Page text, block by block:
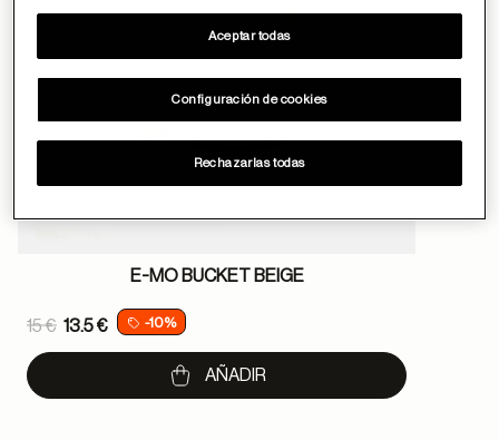
E-MO BUCKET BEIGE
Price reduced from
15 €
to
13.5 € -10%
AÑADIR
Configuración de cookies
Rechazarlas todas
Aceptar todas